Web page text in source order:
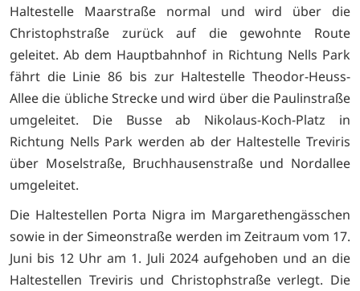
Haltestelle Maarstraße normal und wird über die
Christophstraße zurück auf die gewohnte Route
geleitet. Ab dem Hauptbahnhof in Richtung Nells Park
fährt die Linie 86 bis zur Haltestelle Theodor-Heuss-
Allee die übliche Strecke und wird über die Paulinstraße
umgeleitet. Die Busse ab Nikolaus-Koch-Platz in
Richtung Nells Park werden ab der Haltestelle Treviris
über Moselstraße, Bruchhausenstraße und Nordallee
umgeleitet.
Die Haltestellen Porta Nigra im Margarethengässchen
sowie in der Simeonstraße werden im Zeitraum vom 17.
Juni bis 12 Uhr am 1. Juli 2024 aufgehoben und an die
Haltestellen Treviris und Christophstraße verlegt. Die